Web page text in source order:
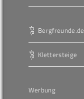
Bergfreunde.de
Klettersteige
Werbung